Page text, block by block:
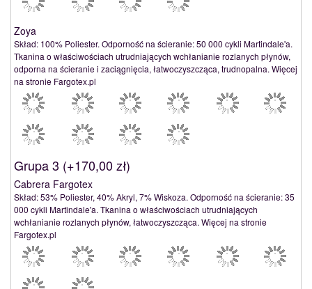
Zoya
Skład: 100% Poliester. Odporność na ścieranie: 50 000 cykli Martindale'a.
Tkanina o właściwościach utrudniających wchłanianie rozlanych płynów,
odporna na ścieranie i zaciągnięcia, łatwoczyszcząca, trudnopalna. Więcej
na stronie Fargotex.pl
Grupa 3 (+170,00 zł)
Cabrera Fargotex
Skład: 53% Poliester, 40% Akryl, 7% Wiskoza. Odporność na ścieranie: 35
000 cykli Martindale'a. Tkanina o właściwościach utrudniających
wchłanianie rozlanych płynów, łatwoczyszcząca. Więcej na stronie
Fargotex.pl